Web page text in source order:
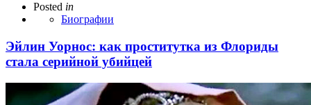
Posted in
Биографии
Эйлин Уорнос: как проститутка из Флориды
стала серийной убийцей